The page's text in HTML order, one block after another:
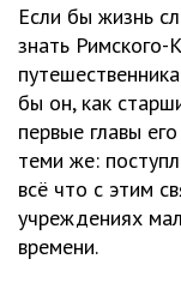
Если бы жизнь
знать Римского-
бы он, как
первые главы
теми же:
всё что с этим
учреждениях
времени.